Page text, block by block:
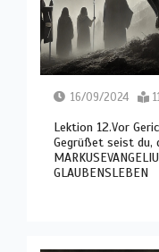
16/09/2024
Lektion 12.Vor
Gegrüßet seist du,
GLAUBENSLEBEN